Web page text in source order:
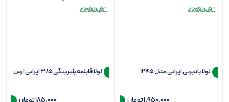
لولا بادبزنی ایرانی مدل 1245 لولا قابلمه بلبرینگی 3/5 ایرانی ارس